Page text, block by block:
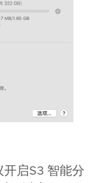
启S3 智能分